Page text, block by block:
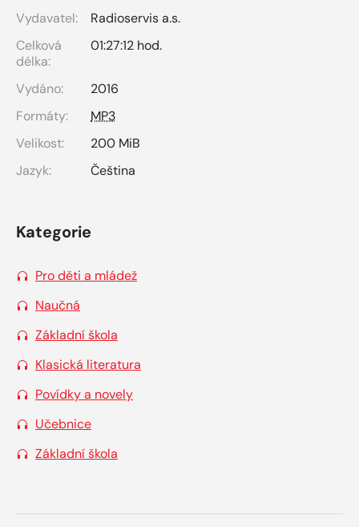
Vydavatel:
Radioservis a.s.
Celková
délka:
01:27:12 hod.
Vydáno:
2016
Formáty:
MP3
Velikost:
200 MiB
Jazyk:
Čeština
Kategorie
Pro děti a mládež
Naučná
Základní škola
Klasická literatura
Povídky a novely
Učebnice
Základní škola